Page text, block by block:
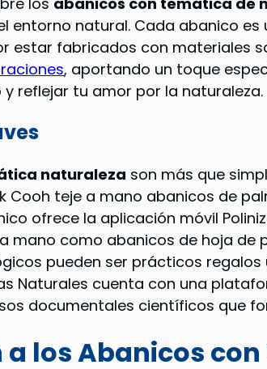
entorno natural. Cada abanico
estar fabricados con materiales
, aportando un toque
reflejar tu amor por la naturaleza.
naturaleza son más que
Cooh teje a mano abanicos de
ofrece la aplicación móvil
mano como abanicos de hoja de
pueden ser prácticos regalos
Naturales cuenta con una
documentales científicos que
los Abanicos